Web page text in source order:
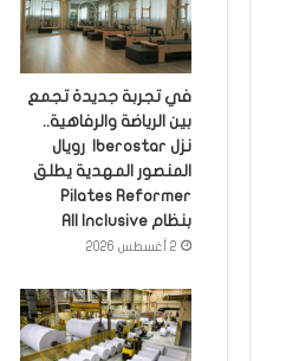
في تجربة جديدة تجمع
بين الرياضة والرفاهية..
نزل Iberostar رويال
المنصور المهدية يطلق
Pilates Reformer
بنظام All Inclusive
2 أغسطس 2026